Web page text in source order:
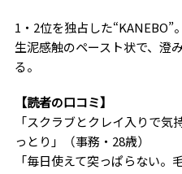
1・2位を独占した
生泥感触のペースト状で、澄
る。
【読者の口コミ】
「スクラブとクレイ入りで
っとり」（事務・28歳）
「毎日使えて突っぱらない